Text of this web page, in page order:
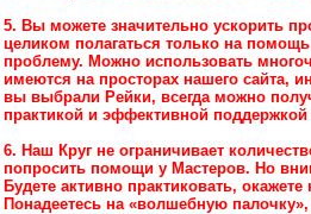
5. Вы можете значительно ускорить
целиком полагаться только на
проблему. Можно использовать
имеются на просторах нашего сайта,
вы выбрали Рейки, всегда можно
практикой и эффективной
6. Наш Круг не ограничивает
попросить помощи у Мастеров. Но
Будете активно практиковать,
Понадеетесь на «волшебную